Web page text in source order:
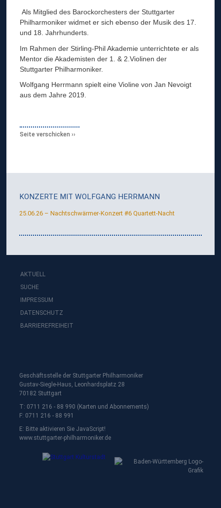
Als Mitglied des Barockorchesters der Stuttgarter
Philharmoniker widmet er sich ebenso der Musik des 17.
und 18. Jahrhunderts.
Im Rahmen der Stirling-Phil Akademie unterrichtete er als
Mentor die Akademisten der 1. & 2.Violinen der
Stuttgarter Philharmoniker.
Wolfgang Herrmann spielt eine Violine von Jan Nevoigt
aus dem Jahre 2019.
KONZERTE MIT WOLFGANG HERRMANN
25.06.26 – Nachtschwärmer-Konzert #6 Quartett-Nacht
Seite verschicken
AKTUELL
SUCHE
IMPRESSUM
DATENSCHUTZ
BARRIEREFREIHEIT
Geschäftsstelle der Stuttgarter Philharmoniker
Gustav-Siegle-Haus, Leonhardsplatz 28
70182 Stuttgart
T: 0711 216 - 88 990 (Karten und Abonnements)
F: 0711 216 - 88 991
E: Bitte aktivieren Sie JavaScript!
www.stuttgarter-philharmoniker.de